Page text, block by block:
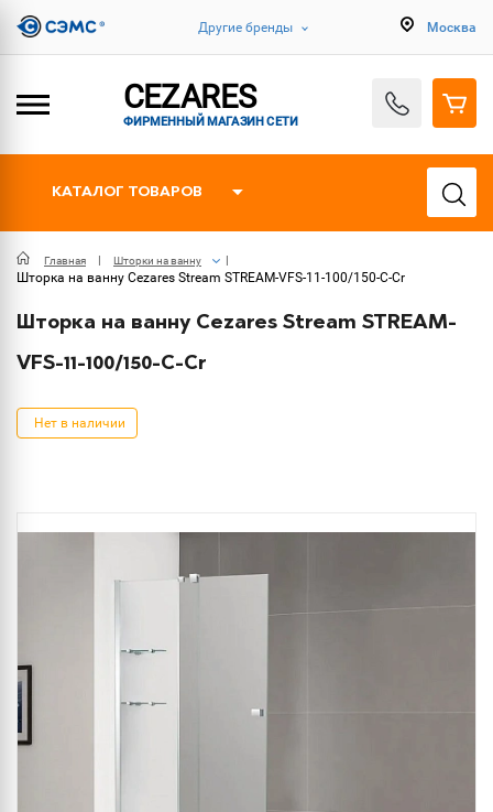
Другие бренды Москва
CEZARES
ФИРМЕННЫЙ МАГАЗИН СЕТИ
КАТАЛОГ ТОВАРОВ
Главная Шторки на ванну
Шторка на ванну Cezares Stream STREAM-VFS-11-100/150-C-Cr
Шторка на ванну Cezares Stream STREAM-
VFS-11-100/150-C-Cr
Нет в наличии